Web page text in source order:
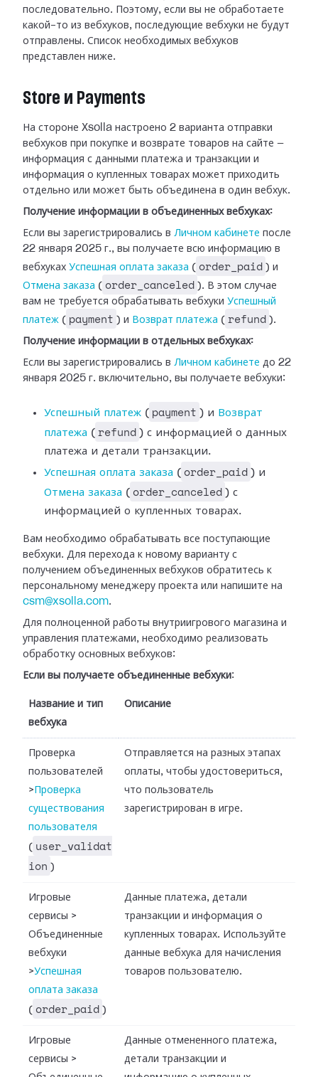
последовательно.
Поэтому, если вы не обработаете
какой-то из вебхуков, последующие вебхуки не будут
отправлены. Список необходимых вебхуков
представлен ниже.
Store и Payments
На стороне Xsolla настроено 2 варианта отправки
вебхуков при покупке и возврате товаров на сайте —
информация с данными платежа и транзакции и
информация о купленных товарах может приходить
отдельно или может быть объединена в один вебхук.
Получение информации в объединенных вебхуках:
Если вы зарегистрировались в Личном кабинете после
22 января 2025 г., вы получаете всю информацию в
вебхуках Успешная оплата заказа ( order_paid ) и
Отмена заказа ( order_canceled ). В этом случае
вам не требуется обрабатывать вебхуки Успешный
платеж ( payment ) и Возврат платежа ( refund ).
Получение информации в отдельных вебхуках:
Если вы зарегистрировались в Личном кабинете до 22
января 2025 г. включительно, вы получаете вебхуки:
Успешный платеж ( payment ) и Возврат
платежа ( refund ) с информацией о данных
платежа и детали транзакции.
Успешная оплата заказа ( order_paid ) и
Отмена заказа ( order_canceled ) с
информацией о купленных товарах.
Вам необходимо обрабатывать все поступающие
вебхуки. Для перехода к новому варианту с
получением объединенных вебхуков обратитесь к
персональному менеджеру проекта или напишите на
csm@xsolla.com.
Для полноценной работы внутриигрового магазина и
управления платежами, необходимо реализовать
обработку основных вебхуков:
Если вы получаете объединенные вебхуки:
Название и тип
вебхука
Описание
Проверка
пользователей
> Проверка
существования
пользователя
( user_validat
ion )
Отправляется на разных этапах
оплаты, чтобы удостовериться,
что пользователь
зарегистрирован в игре.
Игровые
сервисы >
Объединенные
вебхуки
>Успешная
оплата заказа
( order_paid )
Данные платежа, детали
транзакции и информация о
купленных товарах. Используйте
данные вебхука для начисления
товаров пользователю.
Игровые
сервисы >
Данные отмененного платежа,
детали транзакции и